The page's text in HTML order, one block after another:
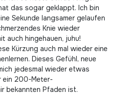
das sogar geklappt. Ich bin
Sekunde langsamer gelaufen
Knie wieder
auch hingehauen, juhu!
Kürzung auch mal wieder eine
Dieses Gefühl, neue
jedesmal wieder etwas
ein 200-Meter-
bekannten Pfaden ist.